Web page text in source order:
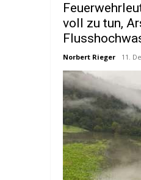
voll zu tun,
Norbert Rieger 11.